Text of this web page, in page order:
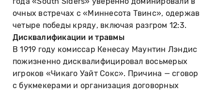
очных встречах с «Миннесота Твинс», одержав
четыре победы кряду, включая разгром 12:3.
Дисквалификации и травмы
В 1919 году комиссар Кенесау Маунтин Лэндис
пожизненно дисквалифицировал восьмерых
игроков «Чикаго Уайт Сокс». Причина — сговор
с букмекерами и организация договорных